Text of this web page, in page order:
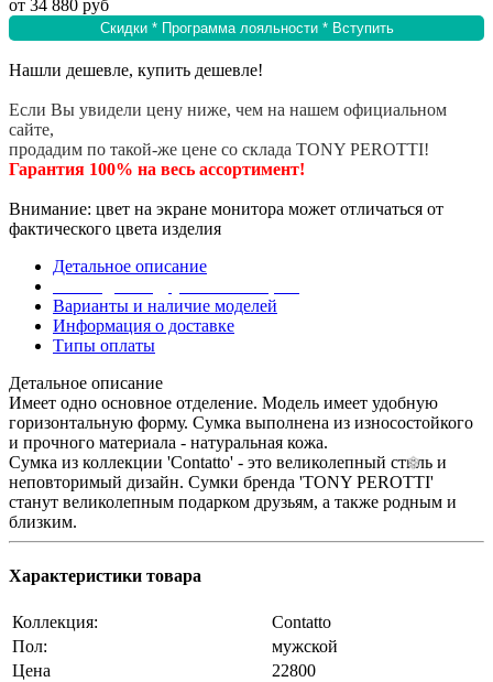
от 34 880 руб
Скидки * Программа лояльности * Вступить
Нашли дешевле, купить дешевле!
Если Вы увидели цену ниже, чем на нашем официальном
сайте,
продадим по такой-же цене со склада TONY PEROTTI!
Гарантия 100% на весь ассортимент!
Внимание: цвет на экране монитора может отличаться от
фактического цвета изделия
Детальное описание
Варианты и наличие моделей
Информация о доставке
Типы оплаты
Детальное описание
Имеет одно основное отделение. Модель имеет удобную
горизонтальную форму. Сумка выполнена из износостойкого
и прочного материала - натуральная кожа.
Сумка из коллекции 'Contatto' - это великолепный стиль и
неповторимый дизайн. Сумки бренда 'TONY PEROTTI'
станут великолепным подарком друзьям, а также родным и
близким.
Характеристики товара
Коллекция:
Contatto
Пол:
мужской
Цена
22800